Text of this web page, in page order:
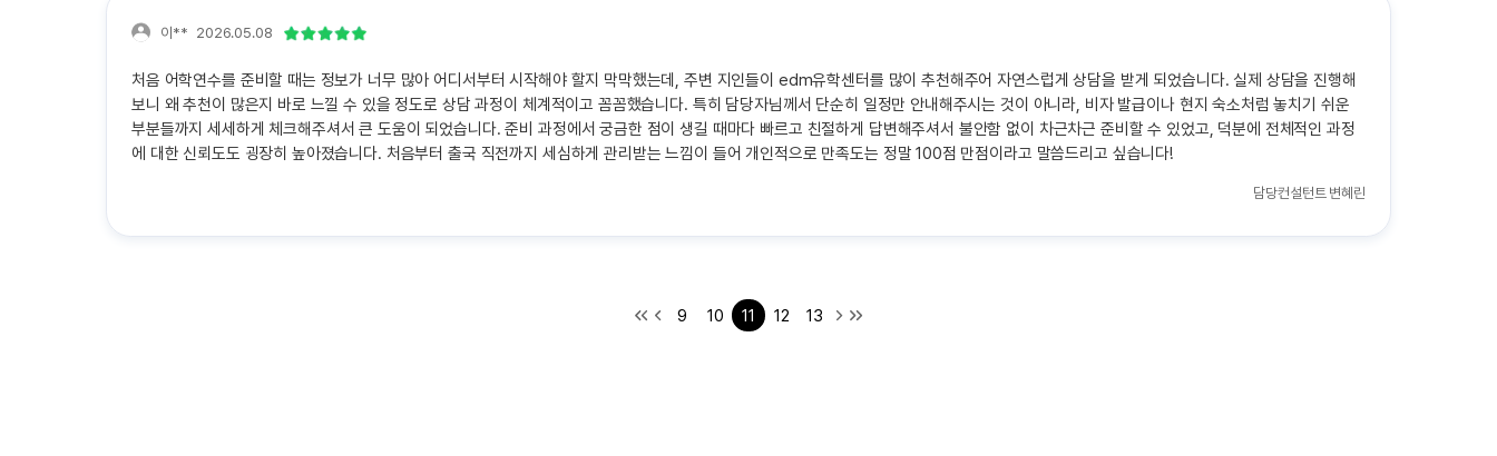
이** 2026.05.08
처음 어학연수를 준비할 때는 정보가 너무 많아 어디서부터 시작해야 할지 막막했는데, 주변 지인들이 edm유학센터를 많이 추천해주어 자연스럽게 상담을 받게 되었습니다. 실제 상담을 진행해
보니 왜 추천이 많은지 바로 느낄 수 있을 정도로 상담 과정이 체계적이고 꼼꼼했습니다. 특히 담당자님께서 단순히 일정만 안내해주시는 것이 아니라, 비자 발급이나 현지 숙소처럼 놓치기 쉬운
부분들까지 세세하게 체크해주셔서 큰 도움이 되었습니다. 준비 과정에서 궁금한 점이 생길 때마다 빠르고 친절하게 답변해주셔서 불안함 없이 차근차근 준비할 수 있었고, 덕분에 전체적인 과정
에 대한 신뢰도도 굉장히 높아졌습니다. 처음부터 출국 직전까지 세심하게 관리받는 느낌이 들어 개인적으로 만족도는 정말 100점 만점이라고 말씀드리고 싶습니다!
담당컨설턴트 변혜린
9 10 11 12 13